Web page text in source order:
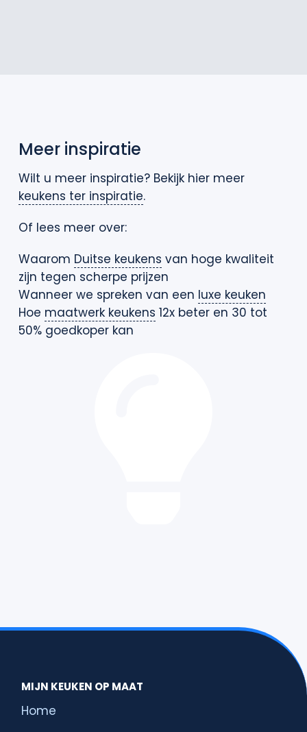
Meer inspiratie
Wilt u meer inspiratie? Bekijk hier meer
keukens ter inspiratie.
Of lees meer over:
Waarom Duitse keukens van hoge kwaliteit
zijn tegen scherpe prijzen
Wanneer we spreken van een luxe keuken
Hoe maatwerk keukens 12x beter en 30 tot
50% goedkoper kan
MIJN KEUKEN OP MAAT
Home